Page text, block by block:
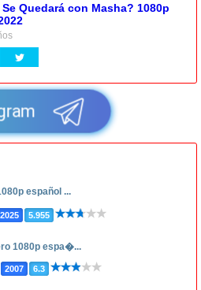
Quedará con Masha? 1080p
español ...
2025 5.955
1080p espa�...
2007 6.3